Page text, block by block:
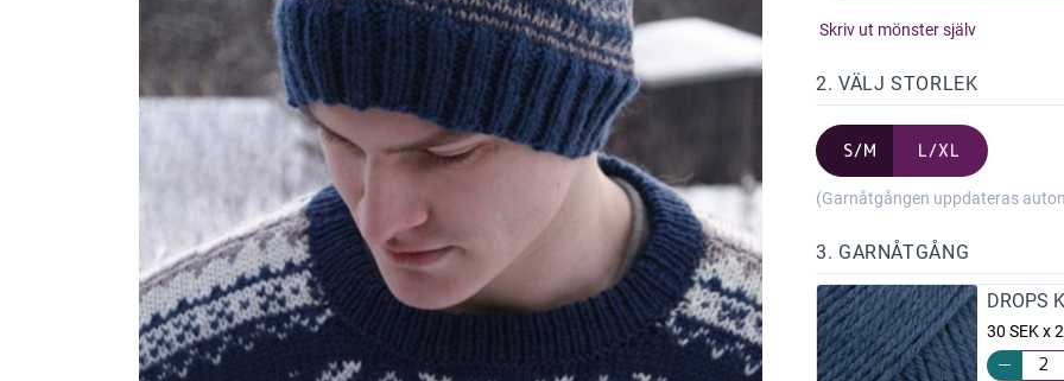
Skriv ut mönster själv
2. VÄLJ STORLEK
S/M L/XL
(Garnåtgången uppdateras
3. GARNÅTGÅNG
DROPS
30 SEK x 2